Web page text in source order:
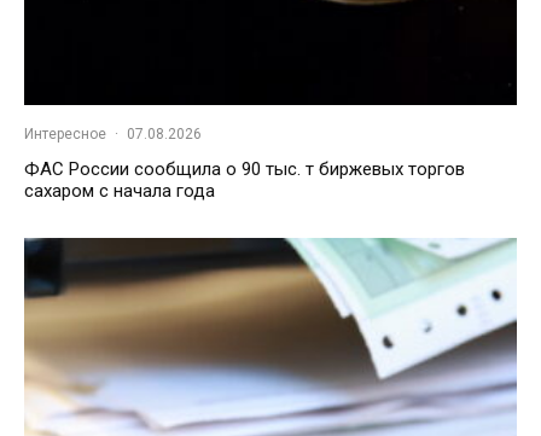
Интересное · 07.08.2026
ФАС России сообщила о 90 тыс. т биржевых торгов
сахаром с начала года